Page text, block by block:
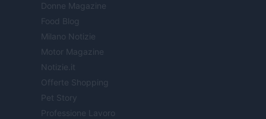
Donne Magazine
Food Blog
Milano Notizie
Motor Magazine
Notizie.it
Offerte Shopping
Pet Story
Professione Lavoro